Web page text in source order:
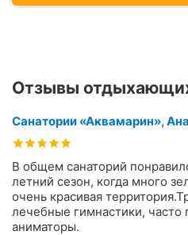
Отзывы
Санатории «Аквамарин»,
В общем санаторий
летний сезон, когда много
очень красивая
лечебные гимнастики,
аниматоры.